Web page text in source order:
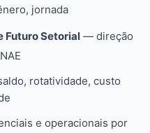
jornada
Futuro Setorial — direção
rotatividade, custo
e operacionais por